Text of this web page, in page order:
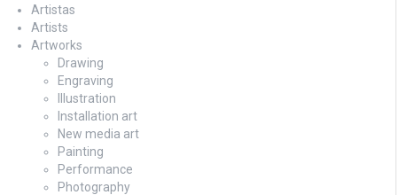
Artistas
Artists
Artworks
Drawing
Engraving
Illustration
Installation art
New media art
Painting
Performance
Photography